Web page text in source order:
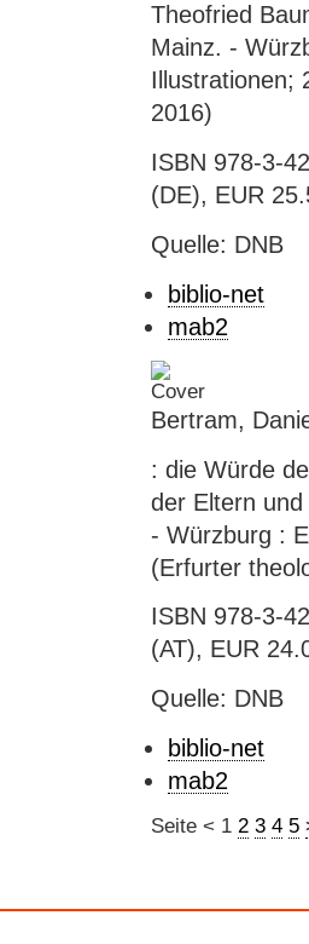
Theofried
Mainz. -
Illustrationen;
2016)
ISBN 978-3-
(DE), EUR
Quelle: DNB
biblio-net
mab2
Bertram,
: die Würde
der Eltern
- Würzburg :
(Erfurter
ISBN 978-3-
(AT), EUR
Quelle: DNB
biblio-net
mab2
Seite < 1 2 3 4 5